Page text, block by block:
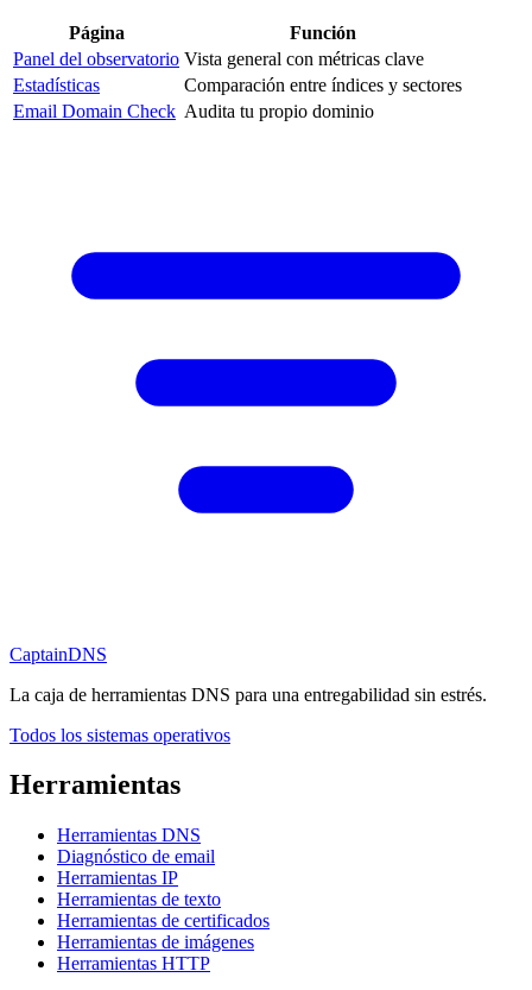
Página
Función
Panel del observatorio Vista general con métricas clave
Estadísticas
Comparación entre índices y sectores
Email Domain Check Audita tu propio dominio
CaptainDNS
La caja de herramientas DNS para una entregabilidad sin estrés.
Todos los sistemas operativos
Herramientas
Herramientas DNS
Diagnóstico de email
Herramientas IP
Herramientas de texto
Herramientas de certificados
Herramientas de imágenes
Herramientas HTTP